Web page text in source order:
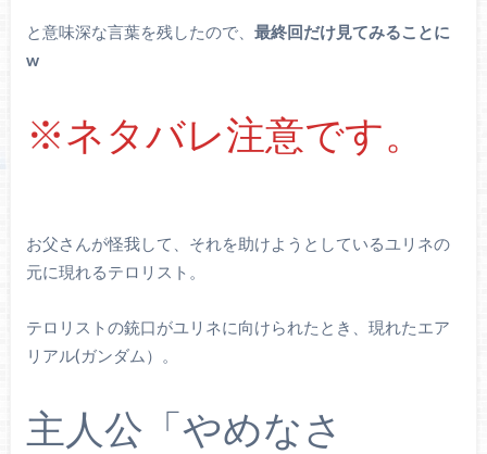
と意味深な言葉を残したので、 最終回だけ見てみることに
w
※ネタバレ注意です。
お父さんが怪我して、それを助けようとしているユリネの
元に現れるテロリスト。
テロリストの銃口がユリネに向けられたとき、現れたエア
リアル(ガンダム）。
主人公「やめなさ